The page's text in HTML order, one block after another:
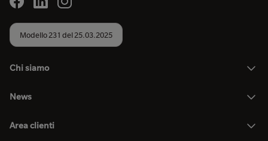
Modello 231 del 25.03.2025
Chi siamo
News
Area clienti